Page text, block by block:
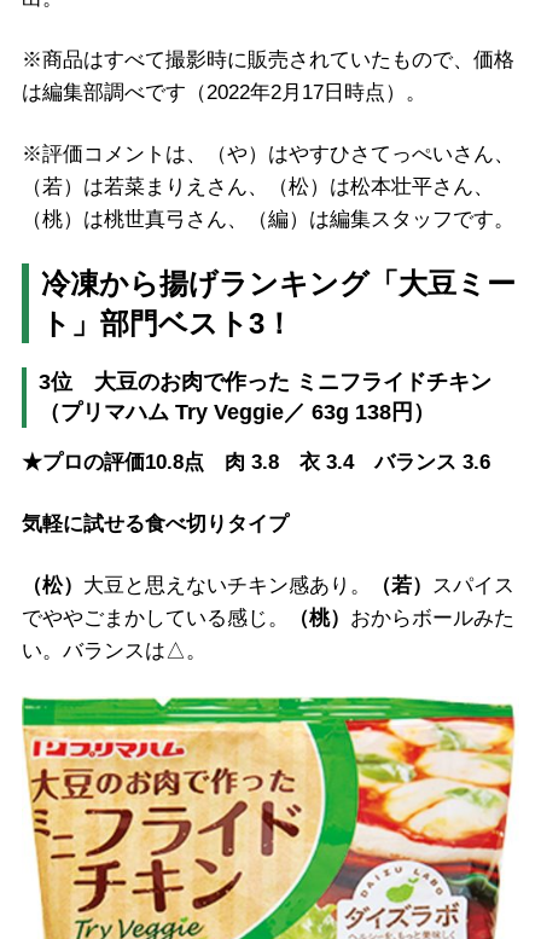
※商品はすべて撮影時に販売されていたもので、価格
は編集部調べです（2022年2月17日時点）。
※評価コメントは、（や）はやすひさてっぺいさん、
（若）は若菜まりえさん、（松）は松本壮平さん、
（桃）は桃世真弓さん、（編）は編集スタッフです。
冷凍から揚げランキング「大豆ミー
ト」部門ベスト3！
3位 大豆のお肉で作った ミニフライドチキン
（プリマハム Try Veggie／ 63g 138円）
★プロの評価10.8点 肉 3.8 衣 3.4 バランス 3.6
気軽に試せる食べ切りタイプ
（松） 大豆と思えないチキン感あり。 （若） スパイス
でややごまかしている感じ。
（桃） おからボールみた
い。バランスは△。